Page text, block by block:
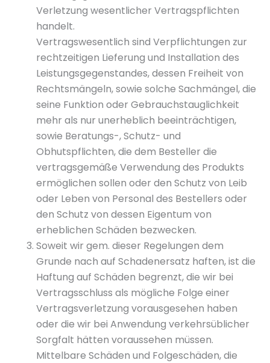
Verletzung wesentlicher Vertragspflichten
handelt.
Vertragswesentlich sind Verpflichtungen zur
rechtzeitigen Lieferung und Installation des
Leistungsgegenstandes, dessen Freiheit von
Rechtsmängeln, sowie solche Sachmängel, die
seine Funktion oder Gebrauchstauglichkeit
mehr als nur unerheblich beeinträchtigen,
sowie Beratungs-, Schutz- und
Obhutspflichten, die dem Besteller die
vertragsgemäße Verwendung des Produkts
ermöglichen sollen oder den Schutz von Leib
oder Leben von Personal des Bestellers oder
den Schutz von dessen Eigentum von
erheblichen Schäden bezwecken.
Soweit wir gem. dieser Regelungen dem
Grunde nach auf Schadenersatz haften, ist die
Haftung auf Schäden begrenzt, die wir bei
Vertragsschluss als mögliche Folge einer
Vertragsverletzung vorausgesehen haben
oder die wir bei Anwendung verkehrsüblicher
Sorgfalt hätten voraussehen müssen.
Mittelbare Schäden und Folgeschäden, die